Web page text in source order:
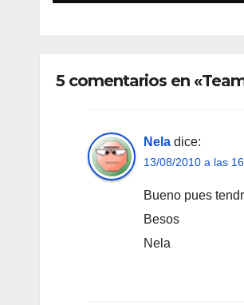
5 comentarios en
Nela dice:
13/08/2010 a las
Bueno pues
Besos
Nela